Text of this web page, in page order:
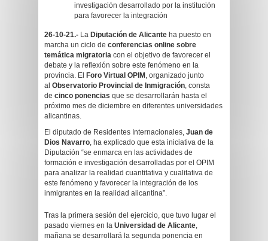
investigación desarrollado por la institución
para favorecer la integración
26-10-21.- La Diputación de Alicante ha puesto en
marcha un ciclo de conferencias online sobre
temática migratoria con el objetivo de favorecer el
debate y la reflexión sobre este fenómeno en la
provincia. El Foro Virtual OPIM , organizado junto
al Observatorio Provincial de Inmigración, consta
de cinco ponencias que se desarrollarán hasta el
próximo mes de diciembre en diferentes universidades
alicantinas.
El diputado de Residentes Internacionales, Juan de
Dios Navarro, ha explicado que esta iniciativa de la
Diputación “se enmarca en las actividades de
formación e investigación desarrolladas por el OPIM
para analizar la realidad cuantitativa y cualitativa de
este fenómeno y favorecer la integración de los
inmigrantes en la realidad alicantina”.
Tras la primera sesión del ejercicio, que tuvo lugar el
pasado viernes en la Universidad de Alicante,
mañana se desarrollará la segunda ponencia en